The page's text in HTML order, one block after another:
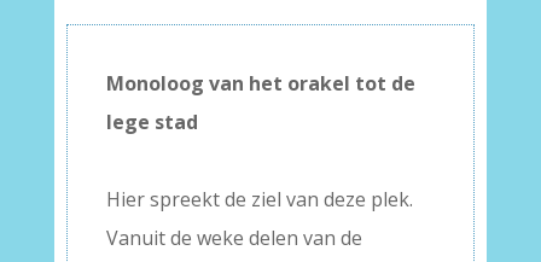
Monoloog van het orakel tot de
lege stad
Hier spreekt de ziel van deze plek.
Vanuit de weke delen van de